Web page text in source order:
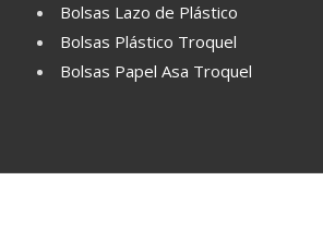
Bolsas Lazo de Plástico
Bolsas Plástico Troquel
Bolsas Papel Asa Troquel